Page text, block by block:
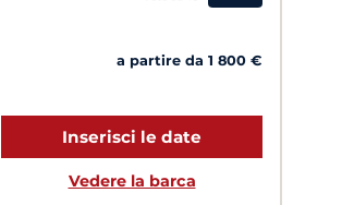
a partire da 1 800 €
Inserisci le date
Vedere la barca